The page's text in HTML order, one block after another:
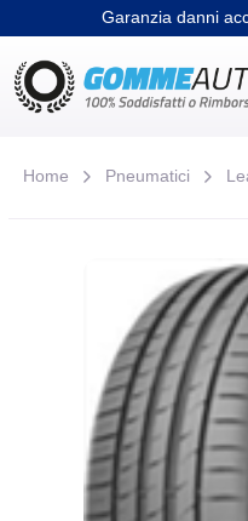
Garanzia danni
Home Pneumatici